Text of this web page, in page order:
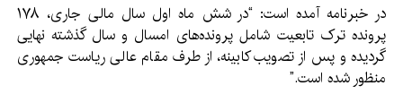
در خبرنامه آمده است: “در شش ماه اول سال مالی جاری، ۱۷۸
پرونده ترک تابعیت شامل پرونده‌های امسال و سال گذشته نهایی
گردیده و پس از تصویب کابینه، از طرف مقام عالی ریاست جمهوری
منظور شده است.”